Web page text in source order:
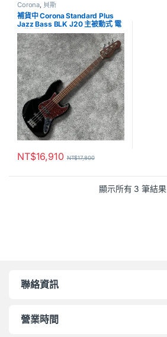
Corona, 貝斯
補貨中 Corona Standard Plus
Jazz Bass BLK J20 主被動式 電
貝斯 黑色
NT$16,910 NT$17,800
顯示所有 3 筆結果
聯絡資訊
營業時間